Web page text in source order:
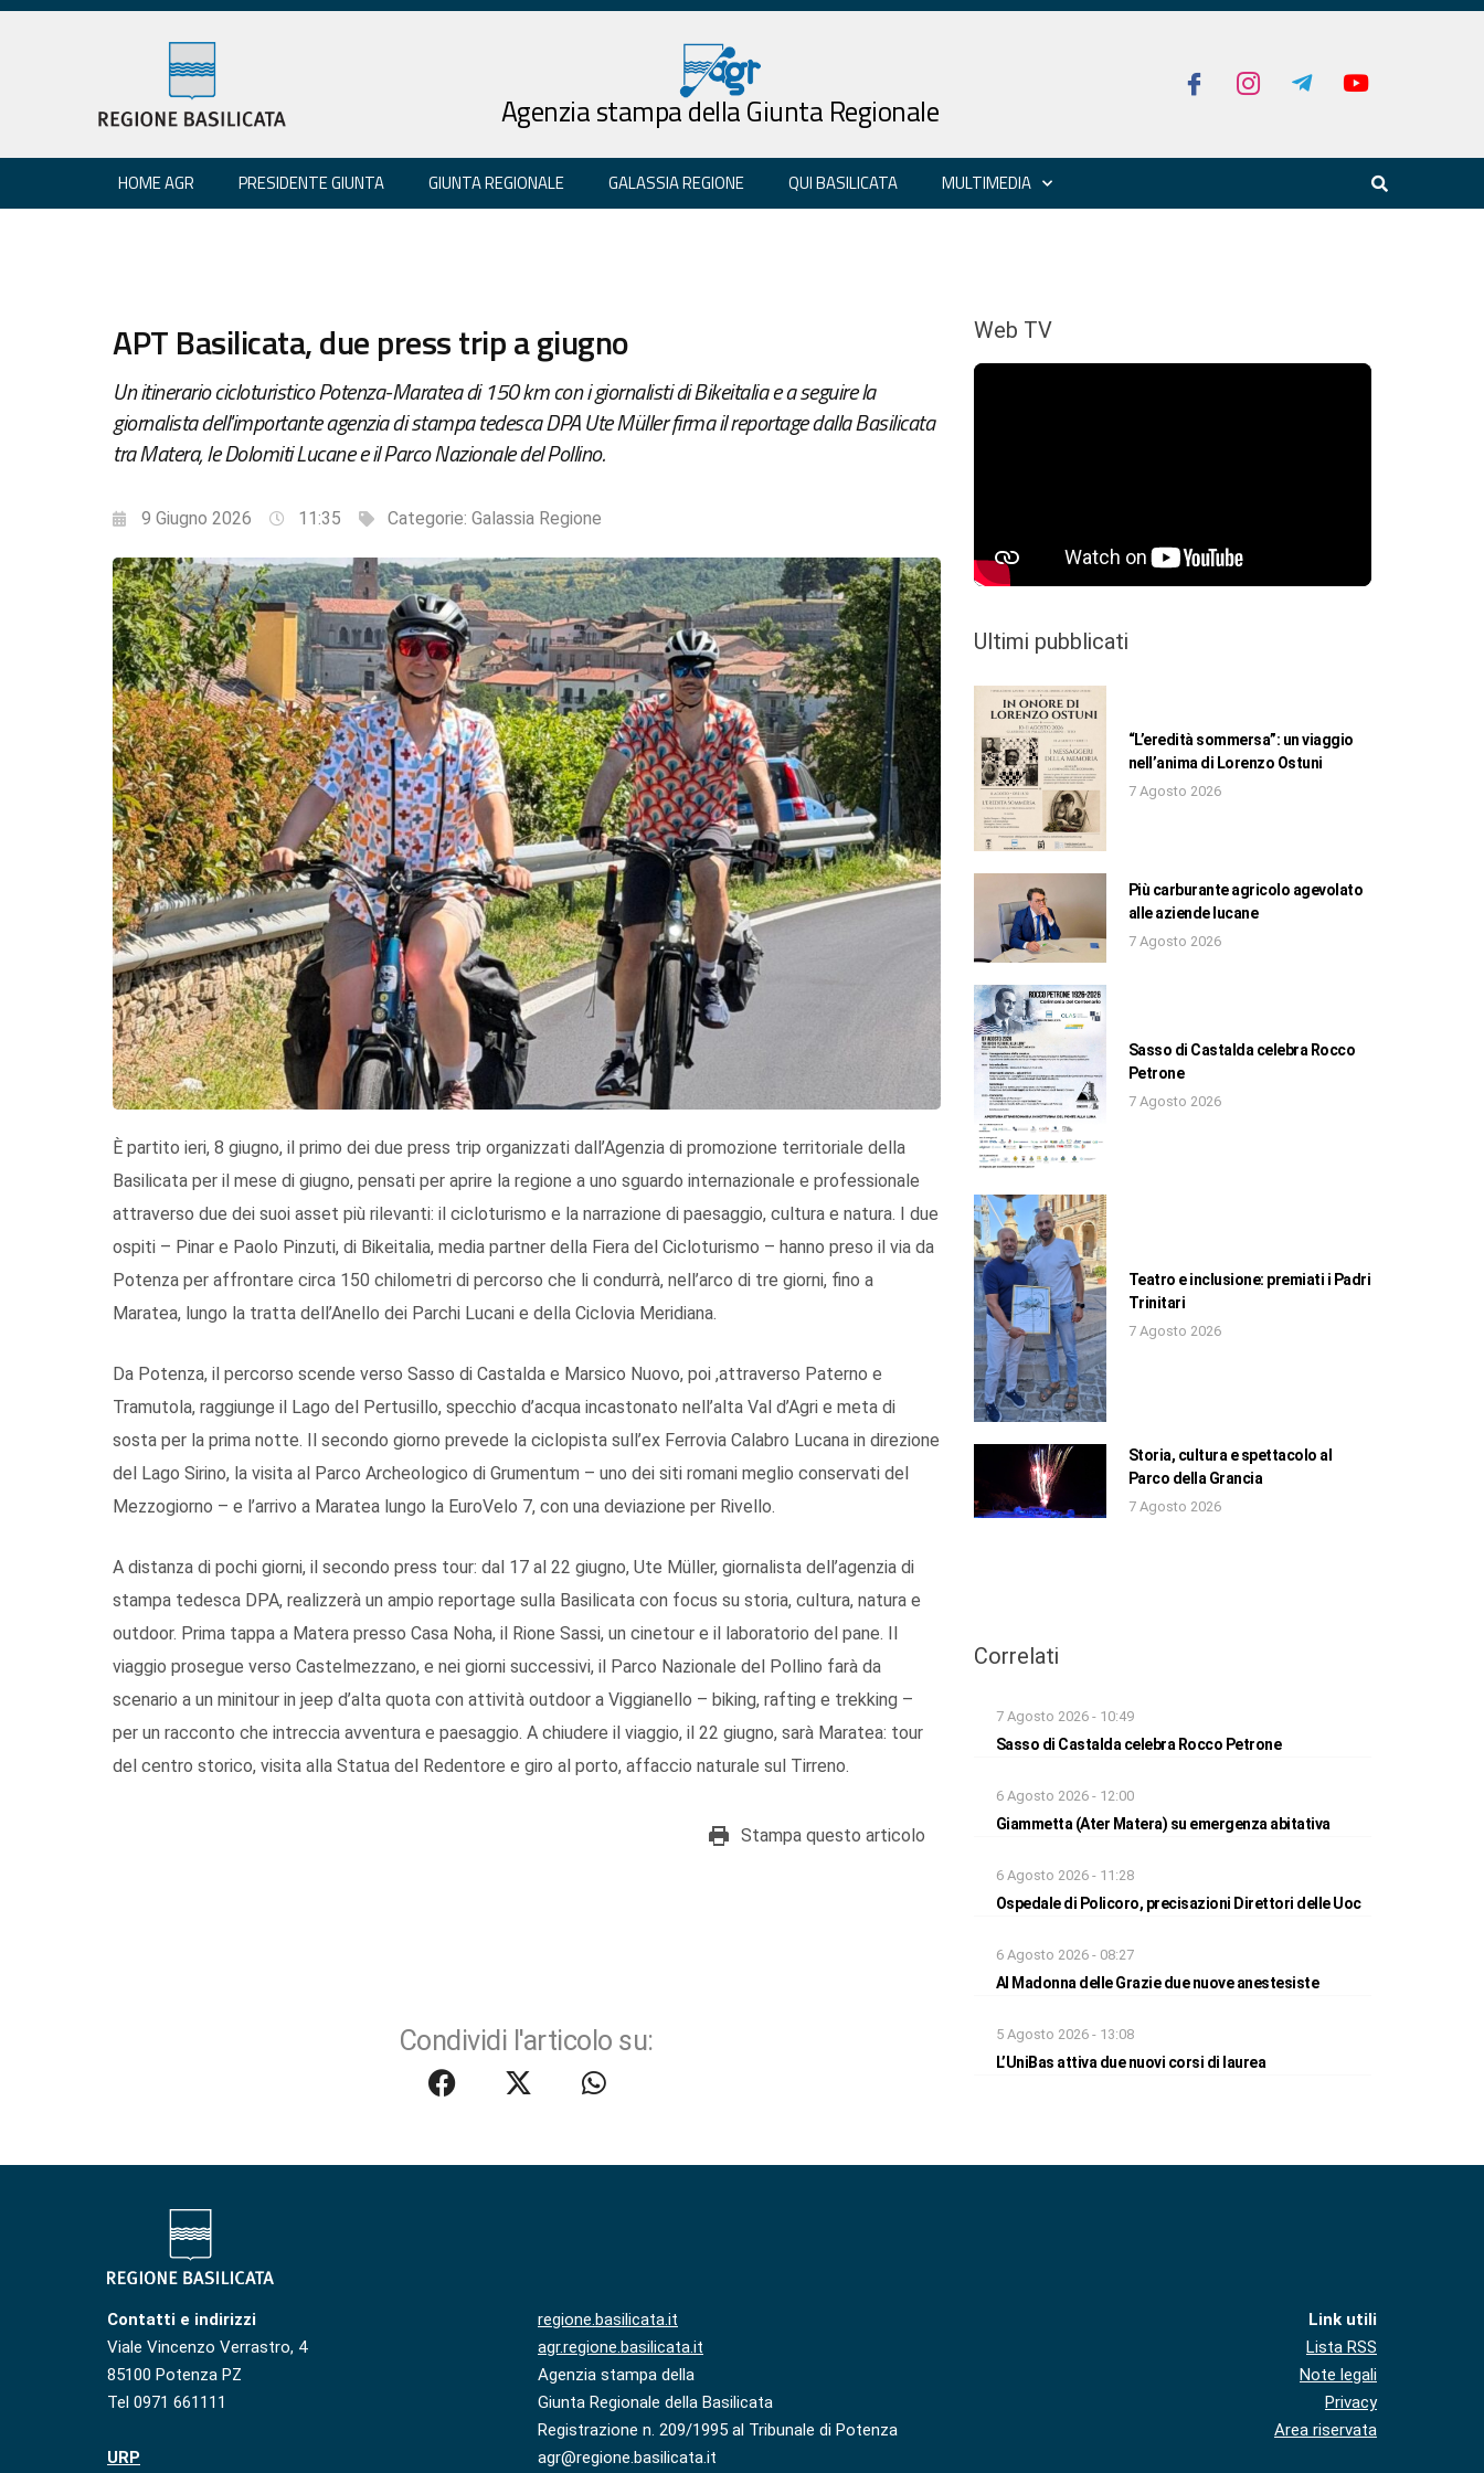
Agenzia stampa della Giunta Regionale
HOME AGR PRESIDENTE GIUNTA GIUNTA REGIONALE GALASSIA REGIONE QUI BASILICATA MULTIMEDIA
APT Basilicata, due press trip a giugno
Un itinerario cicloturistico Potenza-Maratea di 150 km con i giornalisti di Bikeitalia e a seguire la
giornalista dell'importante agenzia di stampa tedesca DPA Ute Müller firma il reportage dalla Basilicata
tra Matera, le Dolomiti Lucane e il Parco Nazionale del Pollino.
9 Giugno 2026 11:35 Categorie: Galassia Regione
È partito ieri, 8 giugno, il primo dei due press trip organizzati dall’Agenzia di promozione territoriale della
Basilicata per il mese di giugno, pensati per aprire la regione a uno sguardo internazionale e professionale
attraverso due dei suoi asset più rilevanti: il cicloturismo e la narrazione di paesaggio, cultura e natura. I due
ospiti – Pinar e Paolo Pinzuti, di Bikeitalia, media partner della Fiera del Cicloturismo – hanno preso il via da
Potenza per affrontare circa 150 chilometri di percorso che li condurrà, nell’arco di tre giorni, fino a
Maratea, lungo la tratta dell’Anello dei Parchi Lucani e della Ciclovia Meridiana.
Da Potenza, il percorso scende verso Sasso di Castalda e Marsico Nuovo, poi ,attraverso Paterno e
Tramutola, raggiunge il Lago del Pertusillo, specchio d’acqua incastonato nell’alta Val d’Agri e meta di
sosta per la prima notte. Il secondo giorno prevede la ciclopista sull’ex Ferrovia Calabro Lucana in direzione
del Lago Sirino, la visita al Parco Archeologico di Grumentum – uno dei siti romani meglio conservati del
Mezzogiorno – e l’arrivo a Maratea lungo la EuroVelo 7, con una deviazione per Rivello.
A distanza di pochi giorni, il secondo press tour: dal 17 al 22 giugno, Ute Müller, giornalista dell’agenzia di
stampa tedesca DPA, realizzerà un ampio reportage sulla Basilicata con focus su storia, cultura, natura e
outdoor. Prima tappa a Matera presso Casa Noha, il Rione Sassi, un cinetour e il laboratorio del pane. Il
viaggio prosegue verso Castelmezzano, e nei giorni successivi, il Parco Nazionale del Pollino farà da
scenario a un minitour in jeep d’alta quota con attività outdoor a Viggianello – biking, rafting e trekking –
per un racconto che intreccia avventura e paesaggio. A chiudere il viaggio, il 22 giugno, sarà Maratea: tour
del centro storico, visita alla Statua del Redentore e giro al porto, affaccio naturale sul Tirreno.
Stampa questo articolo
Condividi l'articolo su:
Web TV
Ultimi pubblicati
“L’eredità sommersa”: un viaggio
nell’anima di Lorenzo Ostuni
7 Agosto 2026
Più carburante agricolo agevolato
alle aziende lucane
7 Agosto 2026
Sasso di Castalda celebra Rocco
Petrone
7 Agosto 2026
Teatro e inclusione: premiati i Padri
Trinitari
7 Agosto 2026
Storia, cultura e spettacolo al
Parco della Grancia
7 Agosto 2026
Correlati
7 Agosto 2026 - 10:49
Sasso di Castalda celebra Rocco Petrone
6 Agosto 2026 - 12:00
Giammetta (Ater Matera) su emergenza abitativa
6 Agosto 2026 - 11:28
Ospedale di Policoro, precisazioni Direttori delle Uoc
6 Agosto 2026 - 08:27
Al Madonna delle Grazie due nuove anestesiste
5 Agosto 2026 - 13:08
L’UniBas attiva due nuovi corsi di laurea
Contatti e indirizzi
Viale Vincenzo Verrastro, 4
85100 Potenza PZ
Tel 0971 661111
URP
regione.basilicata.it
agr.regione.basilicata.it
Agenzia stampa della
Giunta Regionale della Basilicata
Registrazione n. 209/1995 al Tribunale di Potenza
agr@regione.basilicata.it
Link utili
Lista RSS
Note legali
Privacy
Area riservata